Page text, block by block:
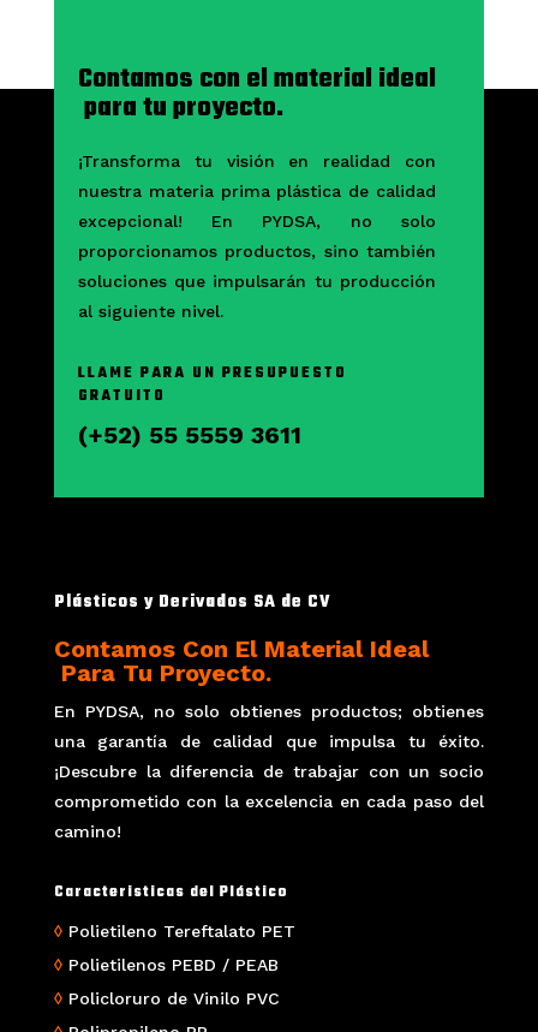
Contamos con el material ideal
​ para tu proyecto.
¡Transforma tu visión en realidad con
nuestra materia prima plástica de calidad
excepcional! En PYDSA, no solo
proporcionamos productos, sino también
soluciones que impulsarán tu producción
al siguiente nivel.
LLAME PARA UN PRESUPUESTO
GRATUITO
(+52) 55 5559 3611
Plásticos y Derivados SA de CV
Contamos Con El Material Ideal
​ Para Tu Proyecto.
En PYDSA, no solo obtienes productos; obtienes
una garantía de calidad que impulsa tu éxito.
¡Descubre la diferencia de trabajar con un socio
comprometido con la excelencia en cada paso del
camino!
Caracteristicas del Plástico
◊Polietileno Tereftalato PET
◊ Polietilenos PEBD / PEAB
◊ Policloruro de Vinilo PVC